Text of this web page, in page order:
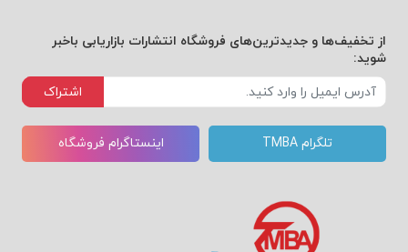
از تخفیف‌ها و جدیدترین‌های فروشگاه انتشارات بازاریابی باخبر
شوید:
اشتراک
تلگرام TMBA اینستاگرام فروشگاه